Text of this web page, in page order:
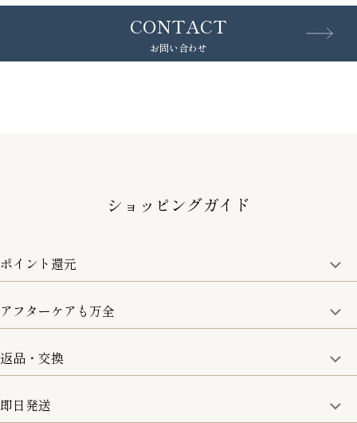
CONTACT
お問い合わせ
ショッピングガイド
ポイント還元
商品金額の10%をポイント還元いたします。
アフターケアも万全
取り扱い商品はすべて正規品となります。
修理などのご相談に関しましては、責任を持って対応させてい
ただきます。
返品・交換
8日以内なら、返品・交換も可能です。
即日発送